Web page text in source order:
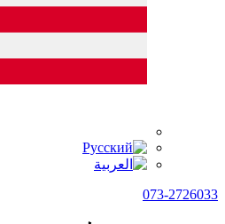
073-2726033